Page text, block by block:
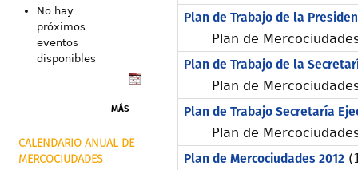
No hay
próximos
eventos
disponibles
MÁS
CALENDARIO ANUAL DE
MERCOCIUDADES
Plan de Trabajo de la
Plan de
Plan de Trabajo de la
Plan de
Plan de Trabajo Secretaría
Plan de
Plan de Mercociudades 2012